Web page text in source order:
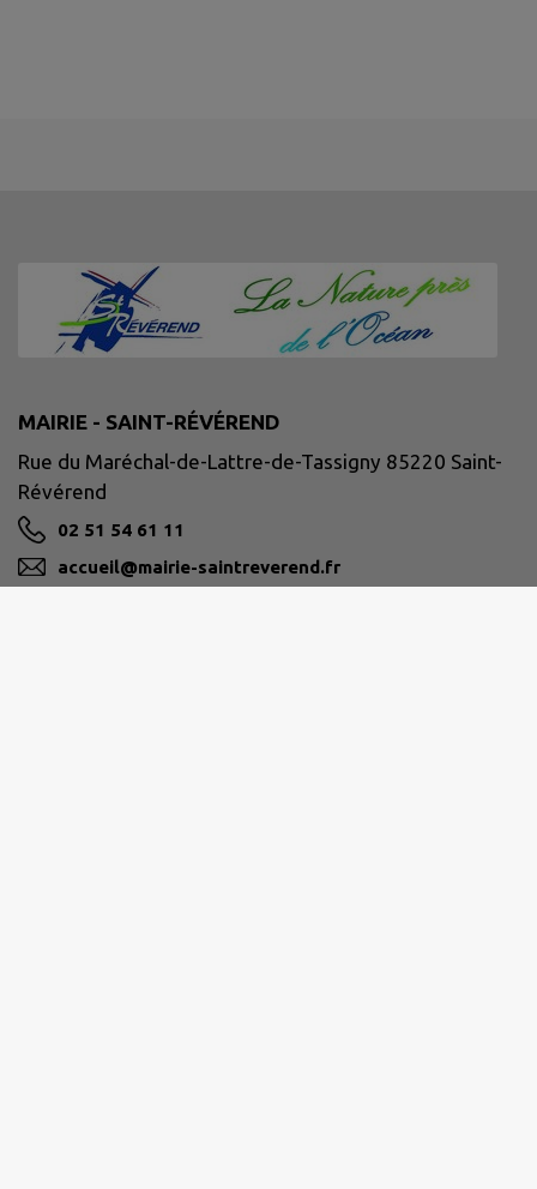
MAIRIE - SAINT-RÉVÉREND
Rue du Maréchal-de-Lattre-de-Tassigny 85220 Saint-
Révérend
02 51 54 61 11
accueil@mairie-saintreverend.fr